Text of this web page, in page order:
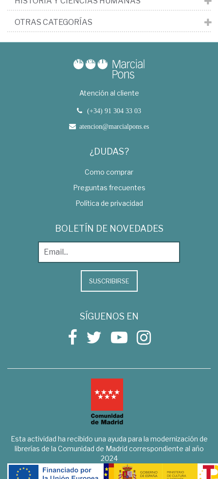
OTRAS CATEGORÍAS
Atención al cliente
(+34) 91 304 33 03
atencion@marcialpons.es
¿DUDAS?
Como comprar
Preguntas frecuentes
Política de privacidad
BOLETÍN DE NOVEDADES
SUSCRIBIRSE
SÍGUENOS EN
Esta actividad ha recibido una ayuda para la modernización de
librerías de la Comunidad de Madrid correspondiente al año
2024